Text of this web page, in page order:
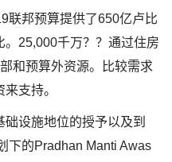
联邦预算提供了650亿卢比
25,000千万？？通过住房
和预算外资源。比较需求
支持。
设施地位的授予以及到
下的Pradhan Manti Awas